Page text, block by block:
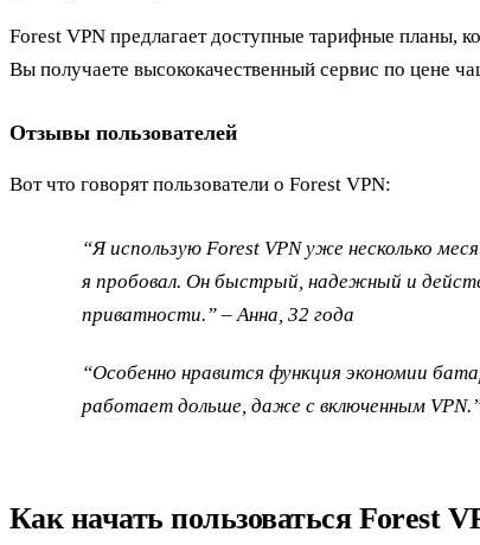
Forest VPN предлагает доступные тарифные планы,
Вы получаете высококачественный сервис по цене
Отзывы пользователей
Вот что говорят пользователи о Forest VPN:
“Я использую Forest VPN уже несколько
я пробовал. Он быстрый, надежный и
приватности.” – Анна, 32 года
“Особенно нравится функция экономии
работает дольше, даже с включенным
Как начать пользоваться Forest